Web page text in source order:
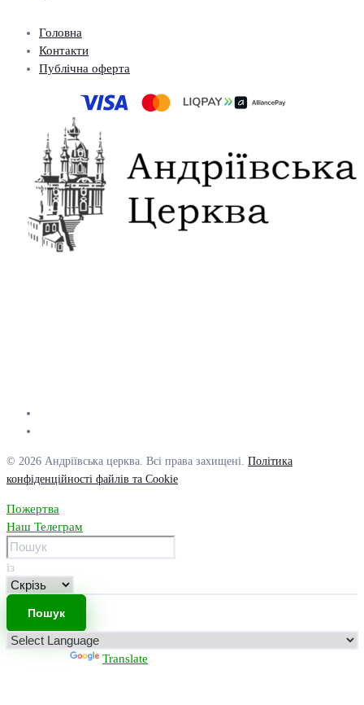
Головна
Контакти
Публічна оферта
© 2026 Андріївська церква. Всі права захищені. Політика
конфіденційності файлів та Cookie
Пожертва
Наш Телеграм
із
Translate